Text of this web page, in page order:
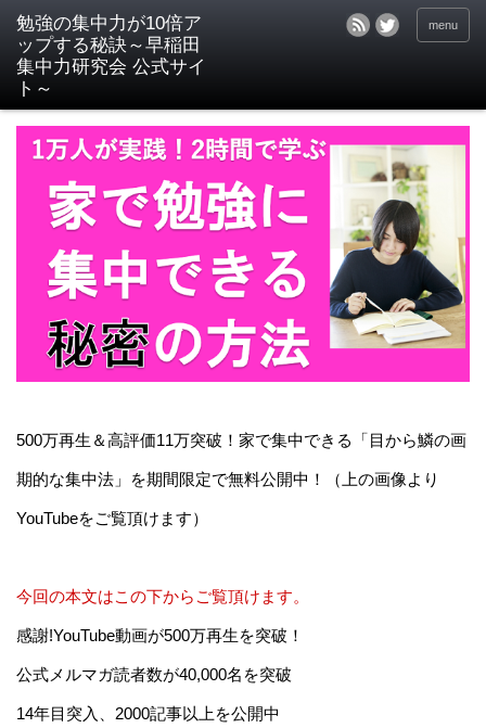
menu
500万再生＆高評価11万突破！家で集中できる「目から鱗の画
期的な集中法」を期間限定で無料公開中！（上の画像より
YouTubeをご覧頂けます）
今回の本文はこの下からご覧頂けます。
感謝!YouTube動画が500万再生を突破！
公式メルマガ読者数が40,000名を突破
14年目突入、2000記事以上を公開中